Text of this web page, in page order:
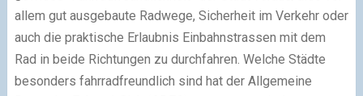
allem gut ausgebaute Radwege, Sicherheit im Verkehr oder
auch die praktische Erlaubnis Einbahnstrassen mit dem
Rad in beide Richtungen zu durchfahren. Welche Städte
besonders fahrradfreundlich sind hat der Allgemeine